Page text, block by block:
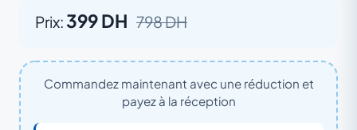
Prix:399 DH 798 DH
Commandez maintenant avec une réduction et
payez à la réception